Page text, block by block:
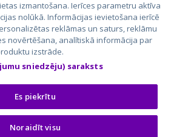
Kainos.lt
Paslaugos.lt
auto24.ee
Osta.ee
KuldneBörs.ee
izmantošana. Ierīces parametru aktīva
nolūkā. Informācijas ievietošana ierīcē
reklāmas un saturs, reklāmu
novērtēšana, analītiskā informācija par
izstrāde.
sniedzēju) saraksts
Es piekrītu
Noraidīt visu